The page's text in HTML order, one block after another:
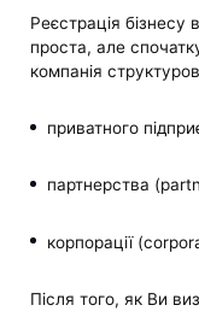
Реєстрація бізнесу
проста, але
компанія
приватного
партнерства
корпорації
Після того, як Ви